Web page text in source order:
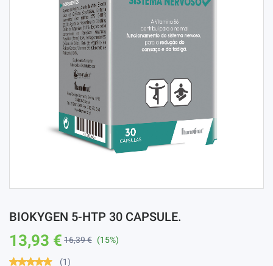
BIOKYGEN 5-HTP 30 CAPSULE.
13,93 € 16,39 € (15%)
(1)